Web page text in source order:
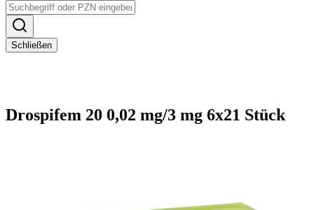
Schließen
Drospifem 20 0,02 mg/3 mg 6x21 Stück